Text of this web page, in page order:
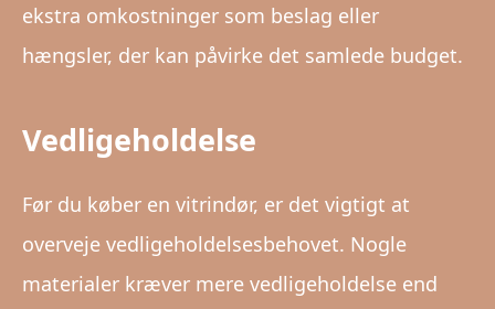
ekstra omkostninger som beslag eller
hængsler, der kan påvirke det samlede budget.
Vedligeholdelse
Før du køber en vitrindør, er det vigtigt at
overveje vedligeholdelsesbehovet. Nogle
materialer kræver mere vedligeholdelse end